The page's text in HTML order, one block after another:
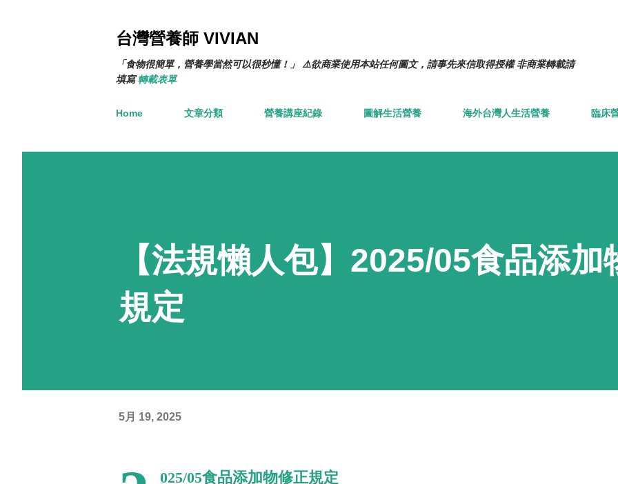
台灣營養師 VIVIAN
「食物很簡單，營養學當然可以很秒懂！」 ⚠️欲商業使用本站任何圖文，請事先來信取得授權 非商業轉載請
填寫轉載表單
Home 文章分類 營養講座紀錄 圖解生活營養 海外台灣人生活營養 臨床
【法規懶人包】2025/05食品添加
規定
5月 19, 2025
025/05食品添加物修正規定